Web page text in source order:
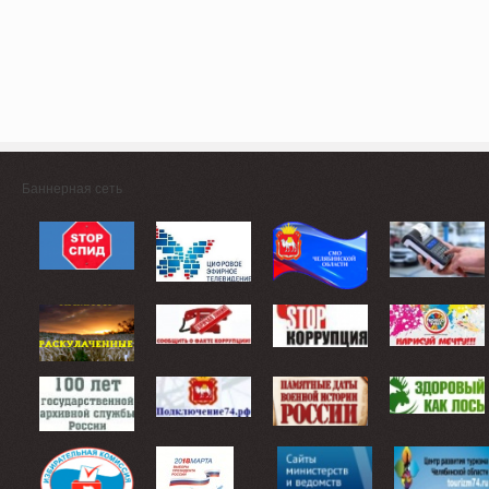
Баннерная сеть